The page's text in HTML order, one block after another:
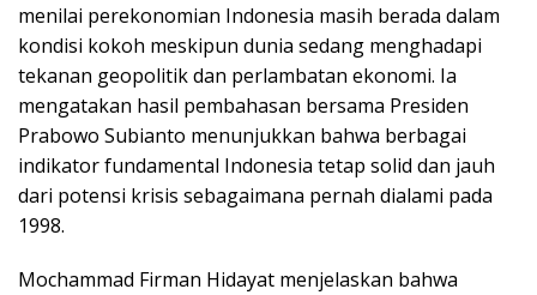
menilai perekonomian Indonesia masih berada dalam
kondisi kokoh meskipun dunia sedang menghadapi
tekanan geopolitik dan perlambatan ekonomi. Ia
mengatakan hasil pembahasan bersama Presiden
Prabowo Subianto menunjukkan bahwa berbagai
indikator fundamental Indonesia tetap solid dan jauh
dari potensi krisis sebagaimana pernah dialami pada
1998.
Mochammad Firman Hidayat menjelaskan bahwa